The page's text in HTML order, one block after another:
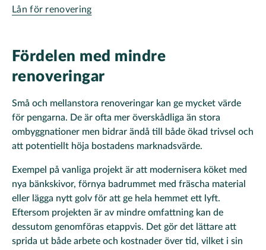
Lån för renovering
Fördelen med mindre
renoveringar
Små och mellanstora renoveringar kan ge mycket värde
för pengarna. De är ofta mer överskådliga än stora
ombyggnationer men bidrar ändå till både ökad trivsel och
att potentiellt höja bostadens marknadsvärde.
Exempel på vanliga projekt är att modernisera köket med
nya bänkskivor, förnya badrummet med fräscha material
eller lägga nytt golv för att ge hela hemmet ett lyft.
Eftersom projekten är av mindre omfattning kan de
dessutom genomföras etappvis. Det gör det lättare att
sprida ut både arbete och kostnader över tid, vilket i sin